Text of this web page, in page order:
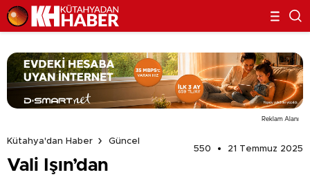
Reklam Alanı
Kütahya'dan Haber
Güncel
550
21 Temmuz 2025
Vali Işın’dan